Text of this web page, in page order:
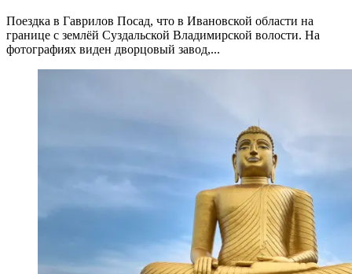
Поездка в Гаврилов Посад, что в Ивановской области на
границе с землёй Суздальской Владимирской волости. На
фотографиях виден дворцовый завод,...